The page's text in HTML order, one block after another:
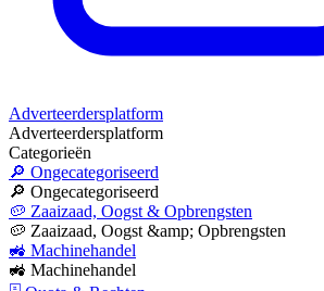
Adverteerdersplatform
Adverteerdersplatform
Categorieën
🔎 Ongecategoriseerd
🔎 Ongecategoriseerd
🥔 Zaaizaad, Oogst & Opbrengsten
🥔 Zaaizaad, Oogst &amp; Opbrengsten
🚜 Machinehandel
🚜 Machinehandel